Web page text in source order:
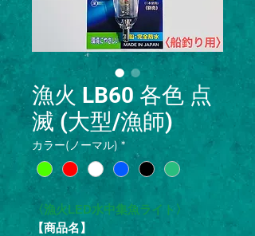
漁火 LB60 各色 点
滅 (大型/漁師)
カラー(ノーマル) *
〈漁火LED水中集魚ライト〉
【商品名】